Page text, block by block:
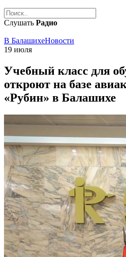
Слушать Радио
В БалашихеНовости
19 июля
Учебный класс для
откроют на базе
«Рубин» в Балашихе